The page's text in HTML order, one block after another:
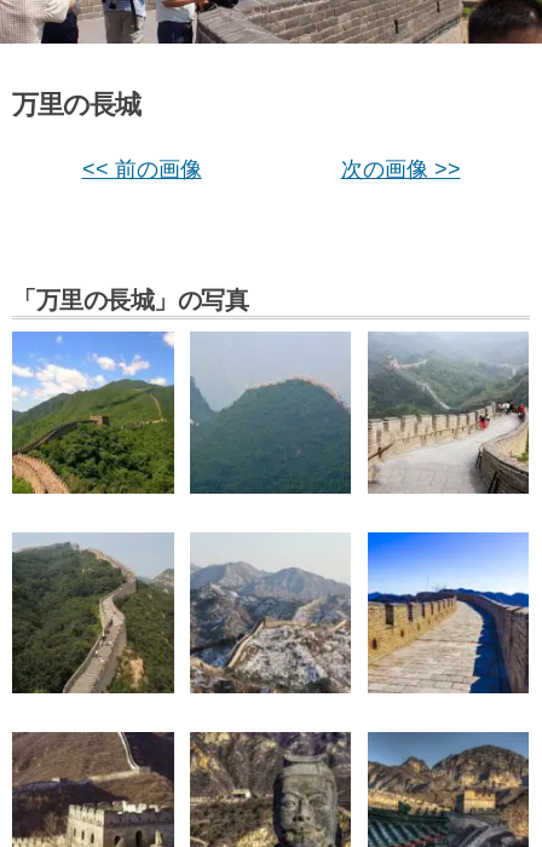
万里の長城
<< 前の画像 次の画像 >>
「万里の長城」の写真